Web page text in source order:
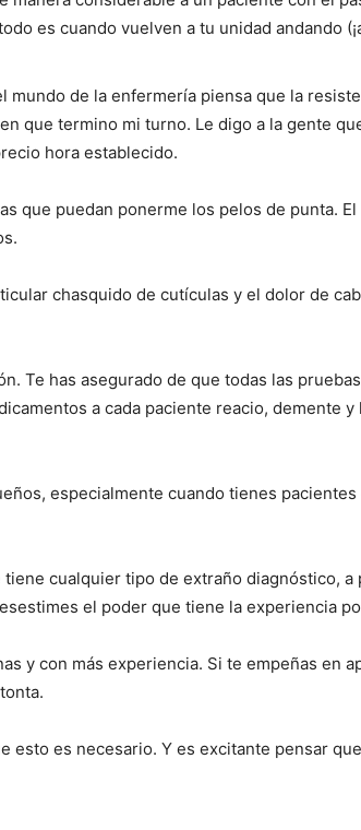
es cuando vuelven a tu unidad andando
mundo de la enfermería piensa que la
que termino mi turno. Le digo a la gente
hora establecido.
que puedan ponerme los pelos de punta.
chasquido de cutículas y el dolor de
Te has asegurado de que todas las
a cada paciente reacio, demente
especialmente cuando tienes
cualquier tipo de extraño diagnóstico,
el poder que tiene la experiencia
y con más experiencia. Si te empeñas en
esto es necesario. Y es excitante pensar